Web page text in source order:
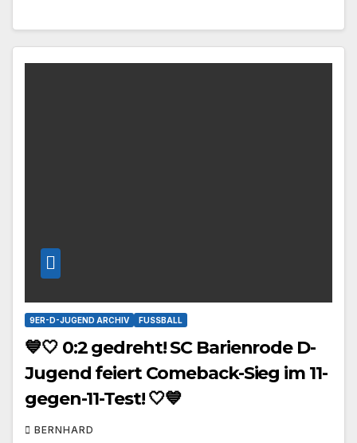
9ER-D-JUGEND ARCHIV FUSSBALL
💙🤍 0:2 gedreht! SC Barienrode D-
Jugend feiert Comeback-Sieg im 11-
gegen-11-Test! 🤍💙
BERNHARD